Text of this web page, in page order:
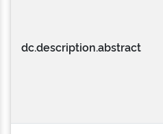
dc.description.abstract